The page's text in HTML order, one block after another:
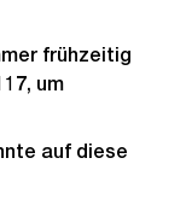
frühzeitig
um
auf diese